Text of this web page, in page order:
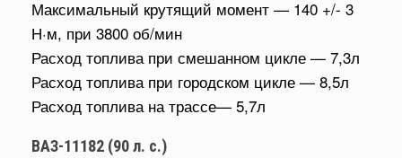
Максимальный крутящий момент — 140 +/- 3
Н·м, при 3800 об/мин
Расход топлива при смешанном цикле — 7,3л
Расход топлива при городском цикле — 8,5л
Расход топлива на трассе— 5,7л
ВАЗ-11182 (90 л. с.)